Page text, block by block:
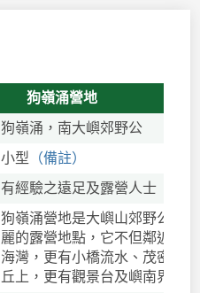
狗嶺涌營地
狗嶺涌，南大嶼郊野公
小型 （備註）
有經驗之遠足及露營人士
狗嶺涌營地是大嶼山郊野公園
麗的露營地點，它不但鄰近一
海灣，更有小橋流水、茂密樹
丘上，更有觀景台及嶼南界碑